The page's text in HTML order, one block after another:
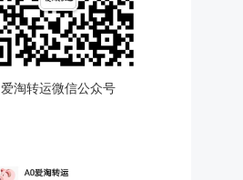
爱淘转运微信公众号